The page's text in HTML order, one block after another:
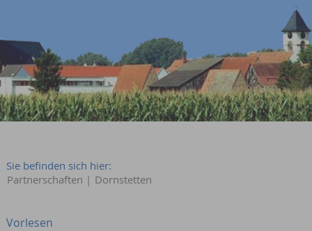
Sie befinden sich hier:
Partnerschaften | Dornstetten
Vorlesen